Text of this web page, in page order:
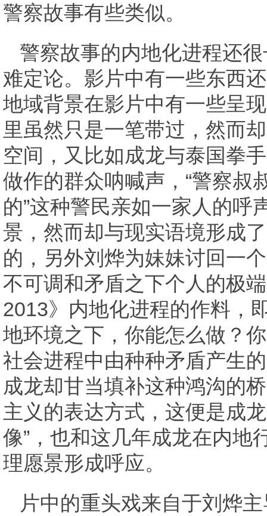
警察故事有些类似。
警察故事的内地化进程还
难定论。影片中有一些东西
地域背景在影片中有一些呈
里虽然只是一笔带过，然而
空间，又比如成龙与泰国拳
做作的群众呐喊声，“警察叔
的”这种警民亲如一家人的呼
景，然而却与现实语境形成
的，另外刘烨为妹妹讨回一
不可调和矛盾之下个人的极
2013》内地化进程的作料，
地环境之下，你能怎么做？
社会进程中由种种矛盾产生
成龙却甘当填补这种鸿沟的
主义的表达方式，这便是成
像”，也和这几年成龙在内地
理愿景形成呼应。
片中的重头戏来自于刘烨